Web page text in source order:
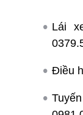
Lái
Điều